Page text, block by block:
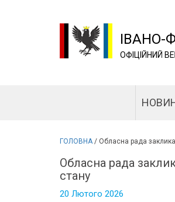
ІВАНО-
ОФІЦІЙНИЙ
ГОЛОВНА/ Обласна рада
Обласна рада
стану
20 Лютого 2026